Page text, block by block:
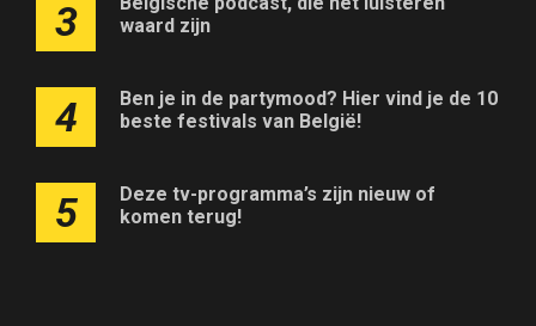
3
waard zijn
4
Ben je in de partymood? Hier vind je de 10
beste festivals van België!
5
Deze tv-programma’s zijn nieuw of
komen terug!